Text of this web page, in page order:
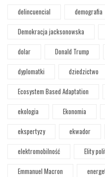
delincuencial demografia
Demokracja jacksonowska
dolar
Donald Trump
dyplomatki
dziedzictwo
Ecosystem Based Adaptation
ekologia
Ekonomia
ekspertyzy
ekwador
elektromobilność
Elity
Emmanuel Macron